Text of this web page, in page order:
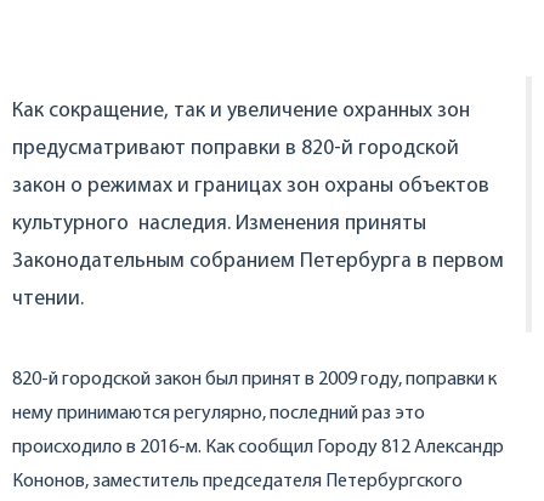
Как сокращение, так и увеличение охранных зон
предусматривают поправки в 820-й городской
закон о режимах и границах зон охраны объектов
культурного наследия. Изменения приняты
Законодательным собранием Петербурга в первом
чтении.
820-й городской закон был принят в 2009 году, поправки к
нему принимаются регулярно, последний раз это
происходило в 2016-м. Как сообщил Городу 812 Александр
Кононов, заместитель председателя Петербургского